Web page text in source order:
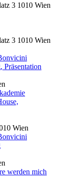
3 1010 Wien
3 1010 Wien
Präsentation
Wien
werden mich